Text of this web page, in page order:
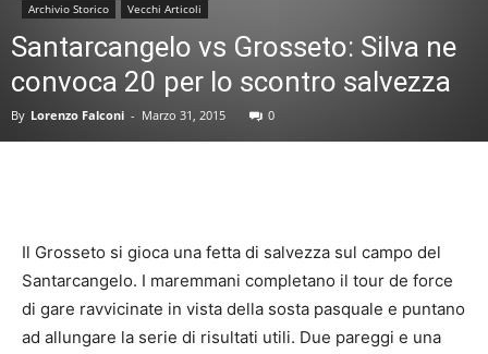
Archivio Storico Vecchi Articoli
Santarcangelo vs Grosseto: Silva ne
convoca 20 per lo scontro salvezza
By Lorenzo Falconi - Marzo 31, 2015 0
Il Grosseto si gioca una fetta di salvezza sul campo del
Santarcangelo. I maremmani completano il tour de force
di gare ravvicinate in vista della sosta pasquale e puntano
ad allungare la serie di risultati utili. Due pareggi e una